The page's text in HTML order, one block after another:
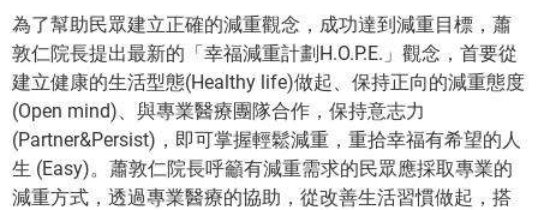
為了幫助民眾建立正確的減重觀念，成功達到減重目標，蕭
敦仁院長提出最新的「幸福減重計劃H.O.P.E.」觀念，首要從
建立健康的生活型態(Healthy life)做起、保持正向的減重態度
(Open mind)、與專業醫療團隊合作，保持意志力
(Partner&Persist) ，即可掌握輕鬆減重，重拾幸福有希望的人
生 (Easy)。蕭敦仁院長呼籲有減重需求的民眾應採取專業的
減重方式，透過專業醫療的協助，從改善生活習慣做起，搭